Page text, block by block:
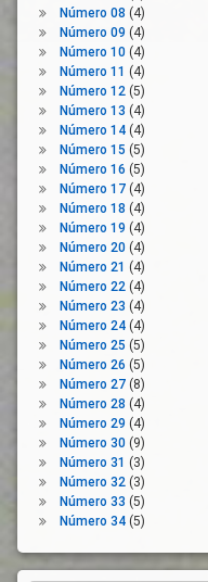
Número 08 (4)
Número 09 (4)
Número 10(4)
Número 11 (4)
Número 12(5)
Número 13 (4)
Número 14(4)
Número 15 (5)
Número 16 (5)
Número 17(4)
Número 18 (4)
Número 19 (4)
Número 20(4)
Número 21 (4)
Número 22(4)
Número 23 (4)
Número 24(4)
Número 25 (5)
Número 26 (5)
Número 27(8)
Número 28 (4)
Número 29 (4)
Número 30(9)
Número 31 (3)
Número 32(3)
Número 33 (5)
Número 34(5)